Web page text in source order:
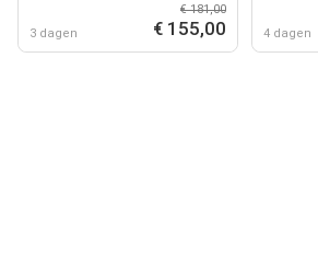
3 dagen
€ 181,00
€ 155,00 4 dagen